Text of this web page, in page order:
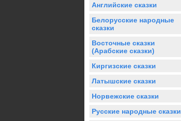
Английские сказки
Белорусские народные
сказки
Восточные сказки
(Арабские сказки)
Киргизские сказки
Латышские сказки
Норвежские сказки
Русские народные сказки